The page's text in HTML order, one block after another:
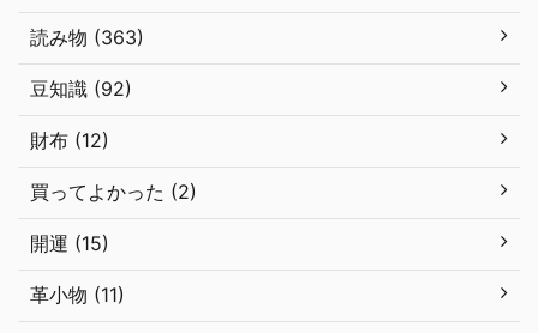
読み物 (363)
豆知識 (92)
財布 (12)
買ってよかった (2)
開運 (15)
革小物 (11)